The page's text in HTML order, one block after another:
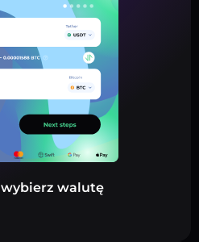
walutę